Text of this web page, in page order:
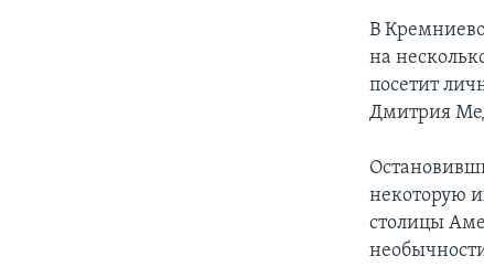
В
на
посетит
Дмитрия
некоторую
столицы